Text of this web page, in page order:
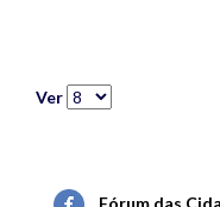
Ver
Fórum das